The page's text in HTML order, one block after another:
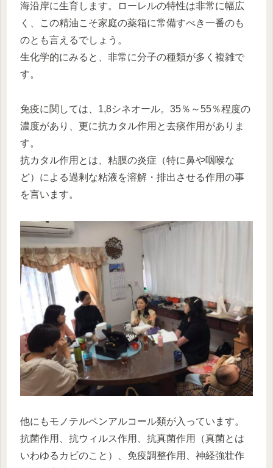
海沿岸に生育します。ローレルの特性は非常に幅広
く、この精油こそ家庭の薬箱に常備すべき一番のも
のとも言えるでしょう。
生化学的にみると、非常に分子の種類が多く複雑で
す。
免疫に関しては、1,8シネオール。35％～55％程度の
濃度があり、更に抗カタル作用と去痰作用がありま
す。
抗カタル作用とは、粘膜の炎症（特に鼻や咽喉な
ど）による過剰な粘液を溶解・排出させる作用の事
を言います。
他にもモノテルペンアルコール類が入っています。
抗菌作用、抗ウィルス作用、抗真菌作用（真菌とは
いわゆるカビのこと）、免疫調整作用、神経強壮作